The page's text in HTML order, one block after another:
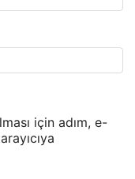
için adım, e-